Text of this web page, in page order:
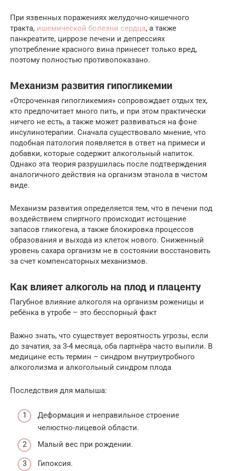
При язвенных поражениях желудочно-кишечного
тракта, ишемической болезни сердца, а также
панкреатите, циррозе печени и депрессиях
употребление красного вина принесет только вред,
поэтому полностью противопоказано.
Механизм развития гипогликемии
«Отсроченная гипогликемия» сопровождает отдых тех,
кто предпочитает много пить, и при этом практически
ничего не есть, а также может развиваться на фоне
инсулинотерапии. Сначала существовало мнение, что
подобная патология появляется в ответ на примеси и
добавки, которые содержит алкогольный напиток.
Однако эта теория разрушилась после подтверждения
аналогичного действия на организм этанола в чистом
виде.
Механизм развития определяется тем, что в печени под
воздействием спиртного происходит истощение
запасов гликогена, а также блокировка процессов
образования и выхода из клеток нового. Сниженный
уровень сахара организм не в состоянии восстановить
за счет компенсаторных механизмов.
Как влияет алкоголь на плод и плаценту
Пагубное влияние алкоголя на организм роженицы и
ребёнка в утробе – это бесспорный факт
Важно знать, что существует вероятность угрозы, если
до зачатия, за 3-4 месяца, оба партнёра часто выпили. В
медицине есть термин – синдром внутриутробного
алкоголизма и алкогольный синдром плода
Последствия для малыша:
Деформация и неправильное строение
челюстно-лицевой области.
Малый вес при рождении.
Гипоксия.